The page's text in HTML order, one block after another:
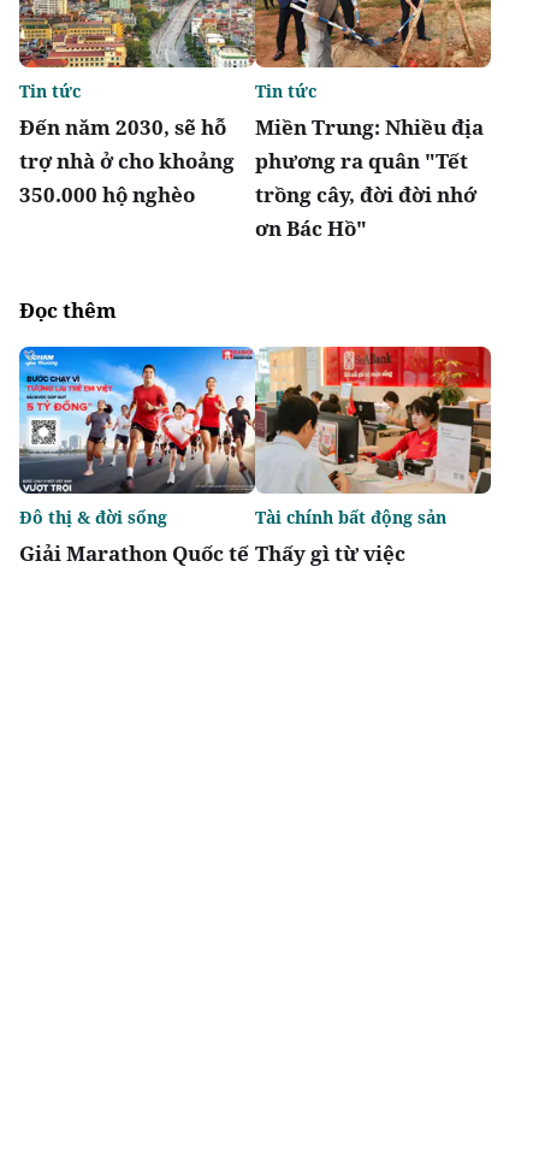
Đến năm 2030, sẽ hỗ
trợ nhà ở cho khoảng
350.000 hộ nghèo
Tin tức
Miền Trung: Nhiều địa
phương ra quân "Tết
trồng cây, đời đời nhớ
ơn Bác Hồ"
Tin tức
Đọc thêm
Giải Marathon Quốc tế
Đô thị & đời sống
Thấy gì từ việc
Tài chính bất động sản